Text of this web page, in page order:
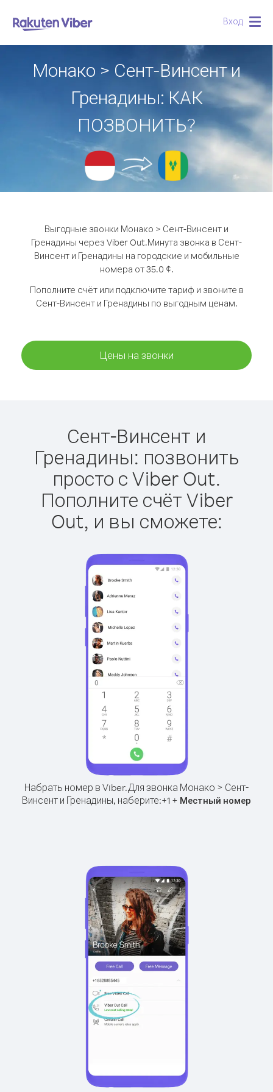
Вход
Монако > Сент-Винсент и
Гренадины: КАК
ПОЗВОНИТЬ?
Выгодные звонки Монако > Сент-Винсент и
Гренадины через Viber Out.Минута звонка в Сент-
Винсент и Гренадины на городские и мобильные
номера от 35.0 ¢.
Пополните счёт или подключите тариф и звоните в
Сент-Винсент и Гренадины по выгодным ценам.
Цены на звонки
Сент-Винсент и
Гренадины: позвонить
просто с Viber Out.
Пополните счёт Viber
Out, и вы сможете:
Набрать номер в Viber.Для звонка Монако > Сент-
Винсент и Гренадины, наберите:+1 + Местный номер